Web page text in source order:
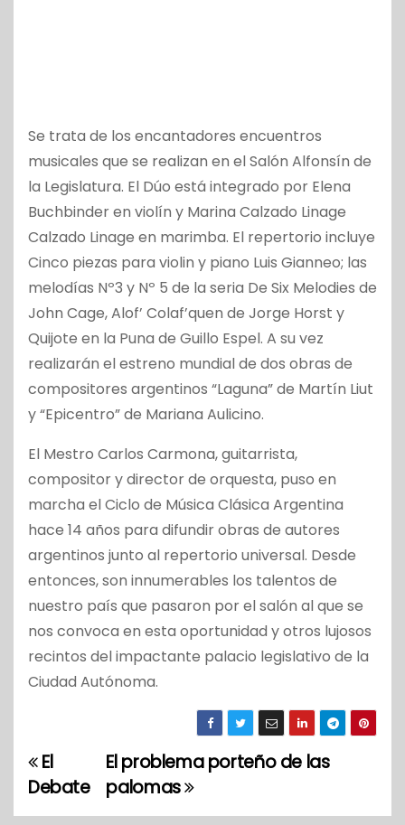
Se trata de los encantadores encuentros
musicales que se realizan en el Salón Alfonsín de
la Legislatura. El Dúo está integrado por Elena
Buchbinder en violín y Marina Calzado Linage
Calzado Linage en marimba. El repertorio incluye
Cinco piezas para violin y piano Luis Gianneo; las
melodías Nº3 y Nº 5 de la seria De Six Melodies de
John Cage, Alof’ Colaf’quen de Jorge Horst y
Quijote en la Puna de Guillo Espel. A su vez
realizarán el estreno mundial de dos obras de
compositores argentinos “Laguna” de Martín Liut
y “Epicentro” de Mariana Aulicino.
El Mestro Carlos Carmona, guitarrista,
compositor y director de orquesta, puso en
marcha el Ciclo de Música Clásica Argentina
hace 14 años para difundir obras de autores
argentinos junto al repertorio universal. Desde
entonces, son innumerables los talentos de
nuestro país que pasaron por el salón al que se
nos convoca en esta oportunidad y otros lujosos
recintos del impactante palacio legislativo de la
Ciudad Autónoma.
N
a
El problema porteño de las
palomas
El
Debate